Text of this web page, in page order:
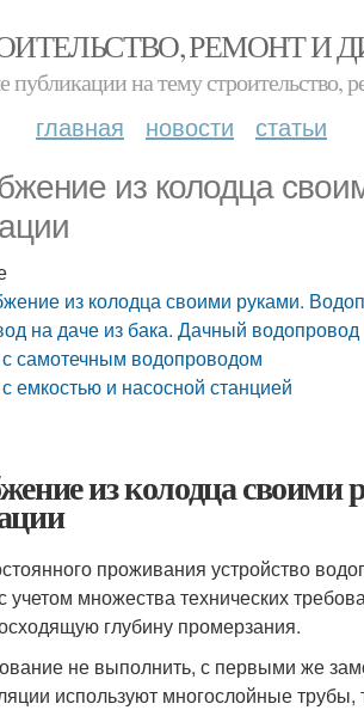
РЕМОНТ И
публикации на тему строительство,
главная новости статьи
из колодца
из колодца своими руками.
на даче из бака. Дачный водопровод
самотечным водопроводом
емкостью и насосной станцией
из колодца своими
проживания устройство
учетом множества технических
глубину промерзания.
не выполнить, с первыми же
используют многослойные